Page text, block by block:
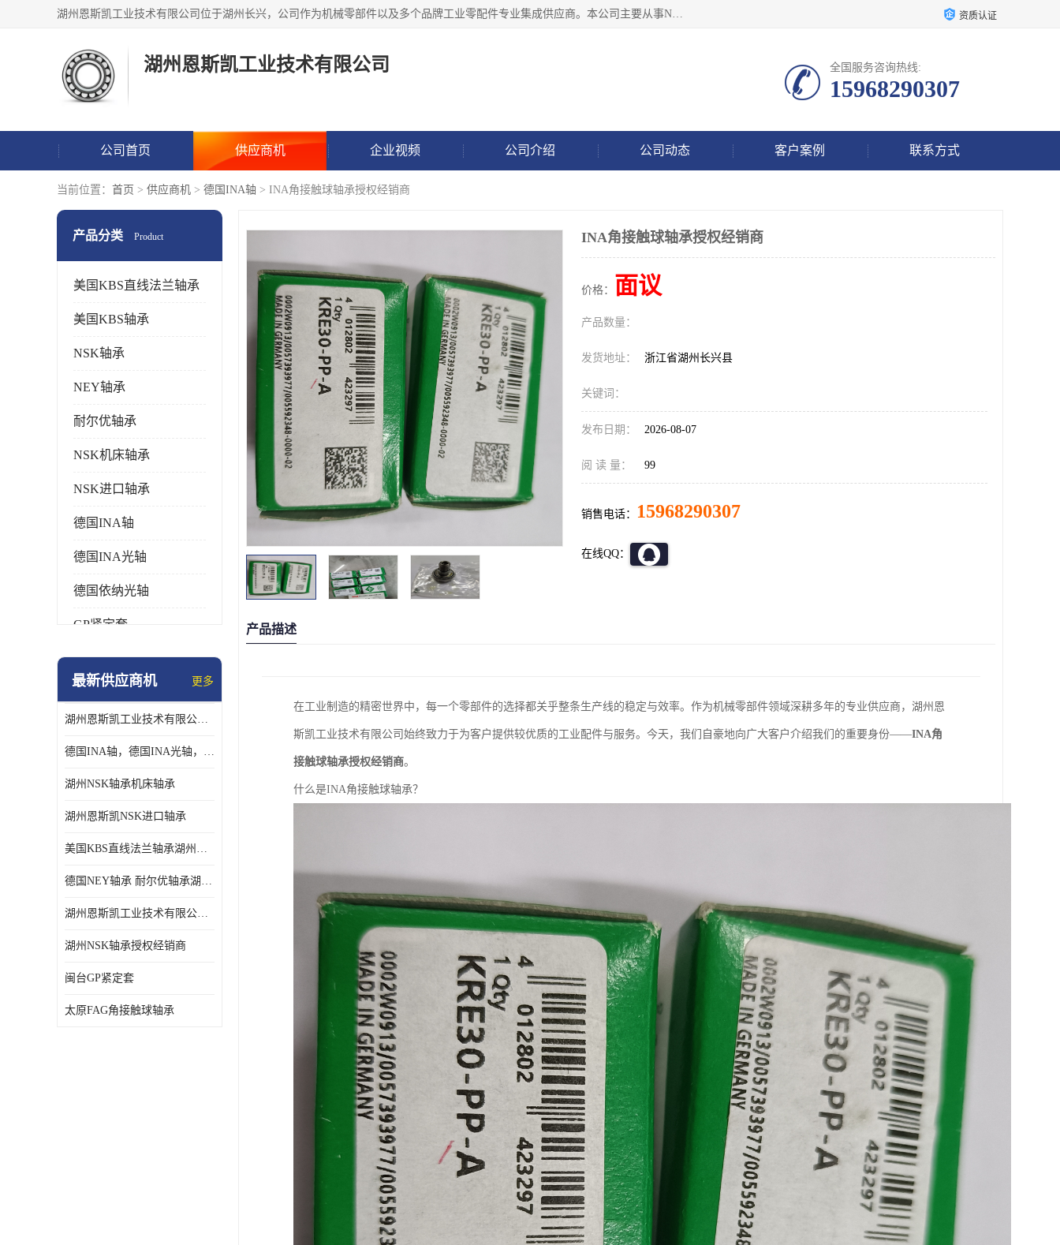
湖州恩斯凯工业技术有限公司位于湖州长兴，公司作为机械零部件以及多个品牌工业零配件专业集成供应商。本公司主要从事NSK进口轴承、SKF进口轴承、FAG进口轴承、NTN进口轴承、国产轴承：ZWZ、HRB、C&U轴承外球面轴承、导轨、丝杠、滑块、 润滑油、工业皮带及其他工业零部件的销售. 资质认证
湖州恩斯凯工业技术有限公司 全国服务咨询热线:
15968290307
公司首页 供应商机 企业视频 公司介绍 公司动态 客户案例 联系方式
当前位置： 首页 > 供应商机 > 德国INA轴 > INA角接触球轴承授权经销商
产品分类 Product
美国KBS直线法兰轴承
美国KBS轴承
NSK轴承
NEY轴承
耐尔优轴承
NSK机床轴承
NSK进口轴承
德国INA轴
德国INA光轴
德国依纳光轴
GP紧定套
SKF轴承
日本NSK进口轴承
德国INA进口轴承
最新供应商机 更多
湖州恩斯凯工业技术有限公司 湖州NSK轴承
德国INA轴，德国INA光轴，德国依纳光轴
湖州NSK轴承机床轴承
湖州恩斯凯NSK进口轴承
美国KBS直线法兰轴承湖州KBS轴承
德国NEY轴承 耐尔优轴承湖州代理商
湖州恩斯凯工业技术有限公司NSK轴承*经销商
湖州NSK轴承授权经销商
闽台GP紧定套
太原FAG角接触球轴承
INA角接触球轴承授权经销商
价格： 面议
产品数量：
发货地址： 浙江省湖州长兴县
关键词：
发布日期： 2026-08-07
阅 读 量： 99
销售电话： 15968290307
在线QQ：
产品描述
在工业制造的精密世界中，每一个零部件的选择都关乎整条生产线的稳定与效率。作为机械零部件领域深耕多年的专业供应商，湖州恩
斯凯工业技术有限公司始终致力于为客户提供较优质的工业配件与服务。今天，我们自豪地向广大客户介绍我们的重要身份——INA角
接触球轴承授权经销商。
什么是INA角接触球轴承？